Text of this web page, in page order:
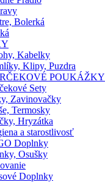
Bolerká
Kabelky
Klipy, Puzdra
POUKÁŽKY
Sety
Zavinovačky
Termosky
Hryzátka
a starostlivosť
Doplnky
Osušky
Doplnky